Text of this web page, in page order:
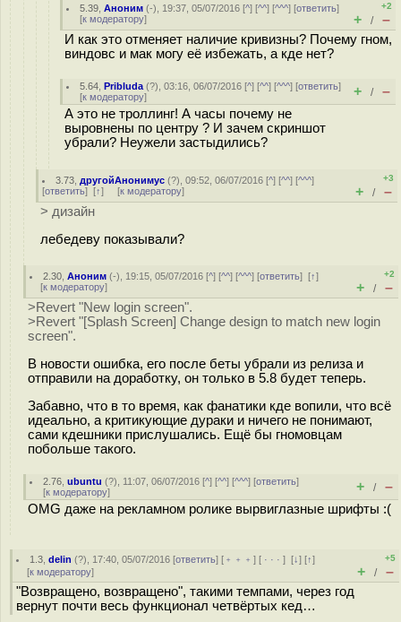
5.39 ,Аноним (-), 19:37, 05/07/2016 [^] [^^] [^^^] [ответить]
[к модератору]
+2
+ / –
И как это отменяет наличие кривизны? Почему гном,
виндовс и мак могу её избежать, а кде нет?
5.64 ,Pribluda (?), 03:16, 06/07/2016 [^] [^^] [^^^] [ответить]
[к модератору] + / –
А это не троллинг! А часы почему не
выровнены по центру ? И зачем скриншот
убрали? Неужели застыдились?
3.73 другойАнонимус (?), 09:52, 06/07/2016 [^] [^^] [^^^]
[ответить] [↑] [к модератору]
+3
+ / –
> дизайн
лебедеву показывали?
2.30 ,Аноним (-), 19:15, 05/07/2016 [^] [^^] [^^^] [ответить][↑]
[к модератору]
+2
+ / –
>Revert "New login screen".
>Revert "[Splash Screen] Change design to match new login
screen".
В новости ошибка, его после беты убрали из релиза и
отправили на доработку, он только в 5.8 будет теперь.
Забавно, что в то время, как фанатики кде вопили, что всё
идеально, а критикующие дураки и ничего не понимают,
сами кдешники прислушались. Ещё бы гномовцам
побольше такого.
2.76 ,ubuntu (?), 11:07, 06/07/2016 [^] [^^] [^^^] [ответить]
[к модератору] + / –
OMG даже на рекламном ролике вырвиглазные шрифты :(
1.3 ,delin (?), 17:40, 05/07/2016 [ответить] [ ﹢﹢﹢] [ · · ·][↓] [↑]
[к модератору]
+5
+ / –
"Возвращено, возвращено", такими темпами, через год
вернут почти весь функционал четвёртых кед…